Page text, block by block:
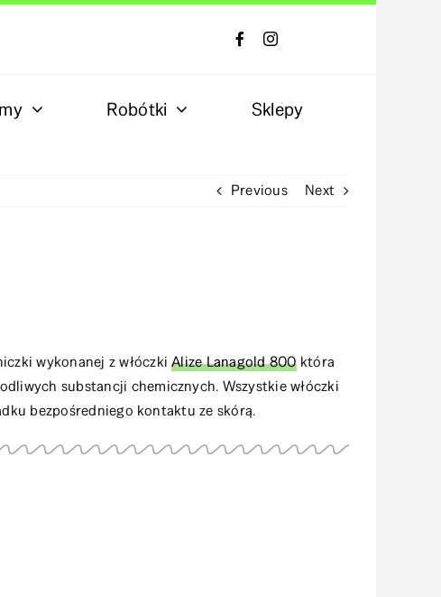
Robótki Sklepy
Previous Next
wykonanej z włóczkiAlize Lanagold 800która
substancji chemicznych. Wszystkie włóczki
bezpośredniego kontaktu ze skórą.